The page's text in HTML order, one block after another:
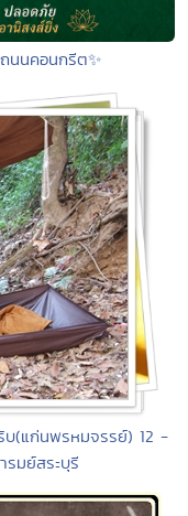
นนคอนกรีต✨
บ(แก่นพรหมจรรย์) 12 -
มย์สระบุรี